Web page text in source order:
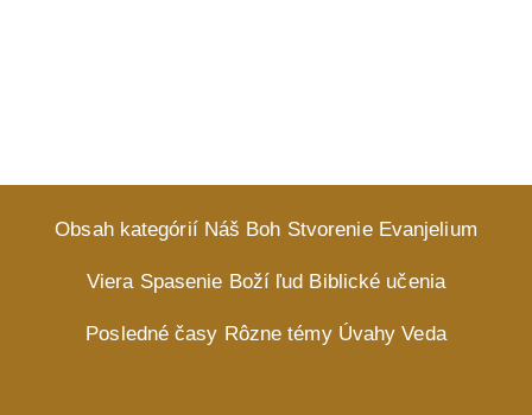
Obsah kategórií Náš Boh Stvorenie Evanjelium
Viera Spasenie Boží ľud Biblické učenia
Posledné časy Rôzne témy Úvahy Veda